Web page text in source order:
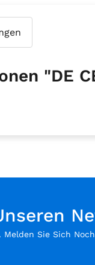
"DE
Sie Sich